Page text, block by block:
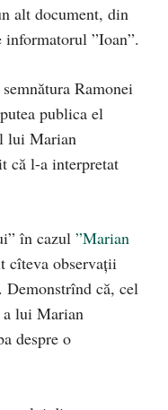
alt document, din
informatorul ”Ioan”.
Ramonei
publica el
lui Marian
că l-a interpretat
în cazul ”Marian
cîteva observații
Demonstrînd că, cel
a lui Marian
despre o